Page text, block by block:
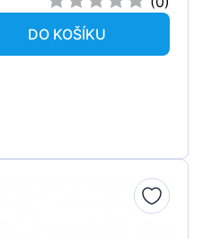
DO KOŠÍKU